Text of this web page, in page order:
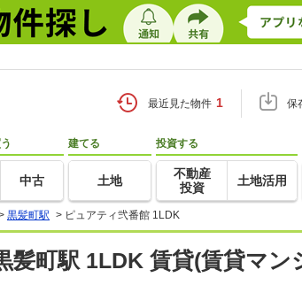
最近見た物件 1 保
中古
建てる
土地
投資する
不動産
投資
土地活用
黒髪町駅 > ピュアティ弐番館 1LDK
髪町駅 1LDK 賃貸(賃貸マン